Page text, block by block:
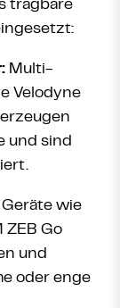
tragbare
Multi-
Velodyne
erzeugen
und sind
Geräte wie
ZEB Go
und
oder enge